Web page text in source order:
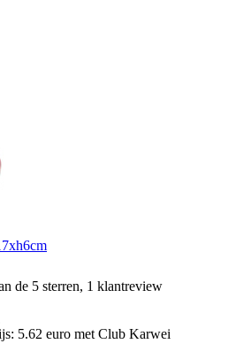
de 5 sterren, 1 klantreview
5.62 euro met Club Karwei